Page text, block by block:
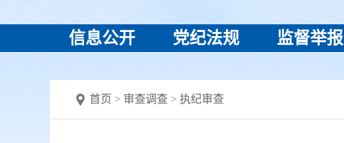
信息公开 党纪法规 监督举报
首页 > 审查调查 > 执纪审查